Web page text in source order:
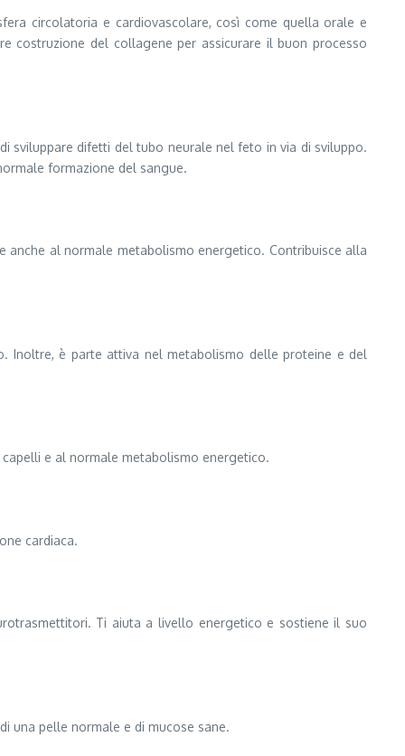
circolatoria e cardiovascolare, così come quella orale e
costruzione del collagene per assicurare il buon processo
sviluppare difetti del tubo neurale nel feto in via di sviluppo.
formazione del sangue.
anche al normale metabolismo energetico. Contribuisce alla
Inoltre, è parte attiva nel metabolismo delle proteine e del
e al normale metabolismo energetico.
cardiaca.
Ti aiuta a livello energetico e sostiene il suo
una pelle normale e di mucose sane.